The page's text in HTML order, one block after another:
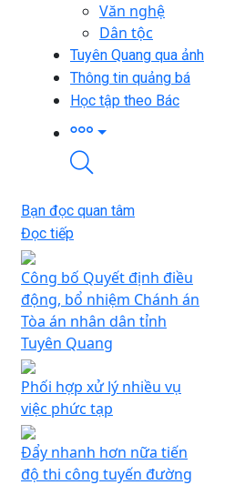
Văn nghệ
Dân tộc
Tuyên Quang qua ảnh
Thông tin quảng bá
Học tập theo Bác
Bạn đọc quan tâm
Đọc tiếp
Công bố Quyết định điều
động, bổ nhiệm Chánh án
Tòa án nhân dân tỉnh
Tuyên Quang
Phối hợp xử lý nhiều vụ
việc phức tạp
Đẩy nhanh hơn nữa tiến
độ thi công tuyến đường